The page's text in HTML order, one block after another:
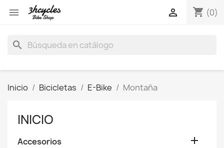
 shopping_cart (0)

search
Inicio Bicicletas E-Bike Montaña
INICIO
Accesorios 